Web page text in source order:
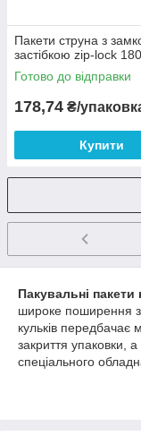
Пакети струна з
застібкою zip-lock
Готово до відправки
178,74 ₴/
Купити
Пакувальні пакети
широке поширення
кульків передбачає
закриття упаковки,
спеціального
товару у